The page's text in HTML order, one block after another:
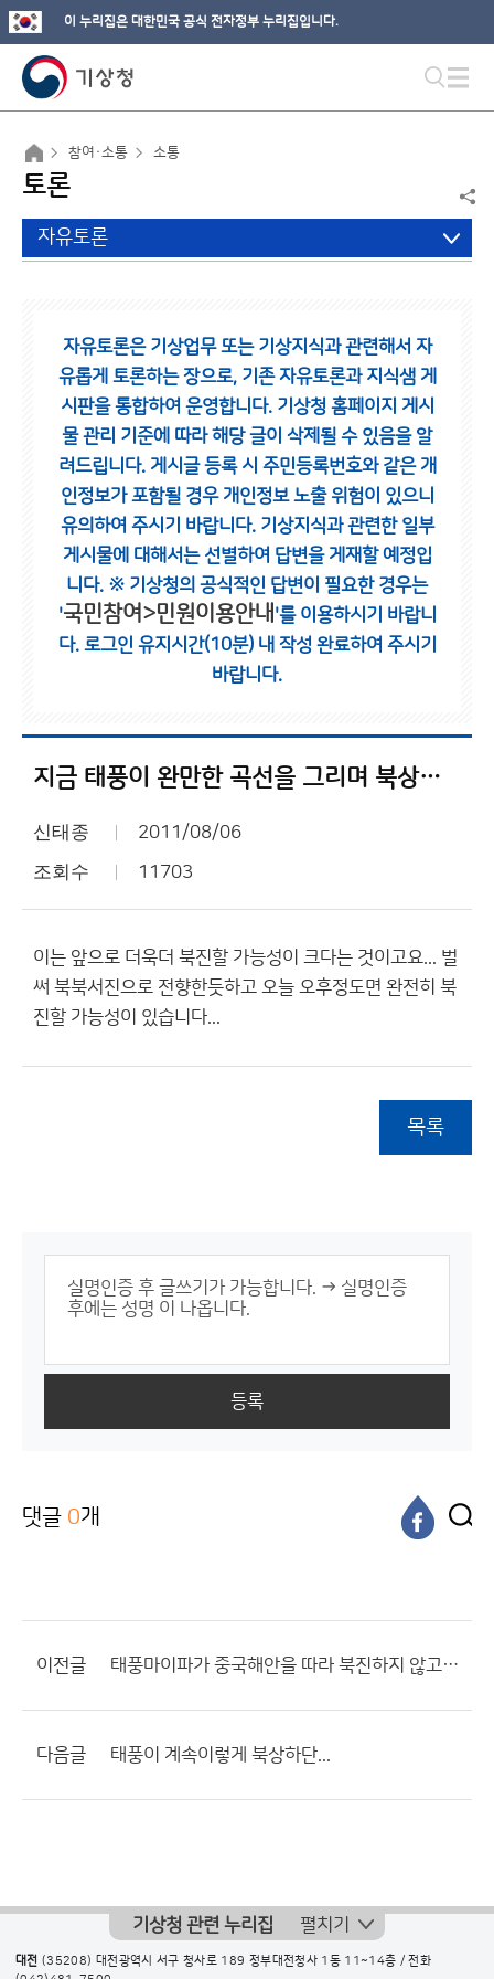
이 누리집은 대한민국 공식 전자정부 누리집입니다.
참여·소통 소통
토론
자유토론
자유토론은 기상업무 또는 기상지식과 관련해서 자
유롭게 토론하는 장으로, 기존 자유토론과 지식샘 게
시판을 통합하여 운영합니다. 기상청 홈페이지 게시
물 관리 기준에 따라 해당 글이 삭제될 수 있음을 알
려드립니다. 게시글 등록 시 주민등록번호와 같은 개
인정보가 포함될 경우 개인정보 노출 위험이 있으니
유의하여 주시기 바랍니다. 기상지식과 관련한 일부
게시물에 대해서는 선별하여 답변을 게재할 예정입
니다. ※ 기상청의 공식적인 답변이 필요한 경우는
'국민참여>민원이용안내 '를 이용하시기 바랍니
다. 로그인 유지시간(10분) 내 작성 완료하여 주시기
바랍니다.
지금 태풍이 완만한 곡선을 그리며 북상하고 있는데...
신태종 2011/08/06
조회수 11703
이는 앞으로 더욱더 북진할 가능성이 크다는 것이고요... 벌
써 북북서진으로 전향한듯하고 오늘 오후정도면 완전히 북
진할 가능성이 있습니다...
목록
등록
댓글 0개
이전글 태풍마이파가 중국해안을 따라 북진하지 않고 서해해상으로 진격한다면
다음글 태풍이 계속이렇게 북상하단...
기상청 관련 누리집 펼치기
대전 (35208) 대전광역시 서구 청사로 189 정부대전청사 1동 11~14층 / 전화